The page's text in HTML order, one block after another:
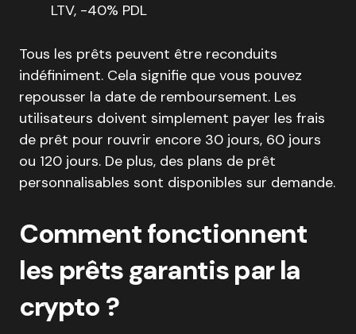
LTV, -40% PDL
Tous les prêts peuvent être reconduits
indéfiniment. Cela signifie que vous pouvez
repousser la date de remboursement. Les
utilisateurs doivent simplement payer les frais
de prêt pour rouvrir encore 30 jours, 60 jours
ou 120 jours. De plus, des plans de prêt
personnalisables sont disponibles sur demande.
Comment fonctionnent
les prêts garantis par la
crypto ?